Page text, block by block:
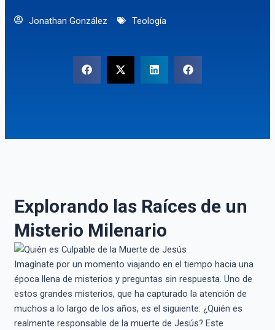
Jonathan González Teología
Explorando las Raíces de un
Misterio Milenario
Imagínate por un momento viajando en el tiempo hacia una
época llena de misterios y preguntas sin respuesta. Uno de
estos grandes misterios, que ha capturado la atención de
muchos a lo largo de los años, es el siguiente: ¿Quién es
realmente responsable de la muerte de Jesús? Este